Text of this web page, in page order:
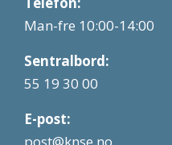
Man-fre 10:00-14:00
Sentralbord:
55 19 30 00
E-post: